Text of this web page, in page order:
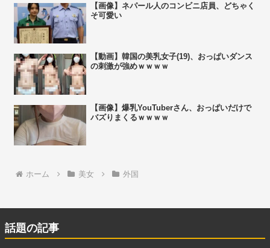
【画像】ネパール人のコンビニ店員、どちゃく
そ可愛い
【動画】韓国の美乳女子(19)、おっぱいダンス
の刺激が強めｗｗｗｗ
【画像】爆乳YouTuberさん、おっぱいだけで
バズりまくるｗｗｗｗ
ホーム 美女 外国
話題の記事